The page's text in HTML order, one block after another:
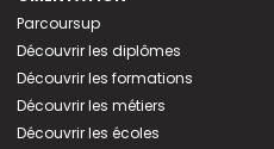
Parcoursup
Découvrir les diplômes
Découvrir les formations
Découvrir les métiers
Découvrir les écoles